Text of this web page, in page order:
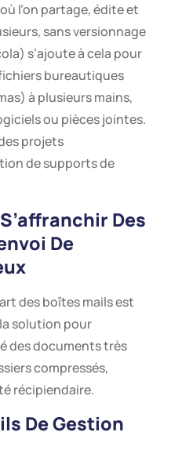
l’on partage, édite et
sans versionnage
s’ajoute à cela pour
bureautiques
à plusieurs mains,
ou pièces jointes.
projets
de supports de
Des
De
des boîtes mails est
solution pour
des documents très
compressés,
récipiendaire.
De Gestion